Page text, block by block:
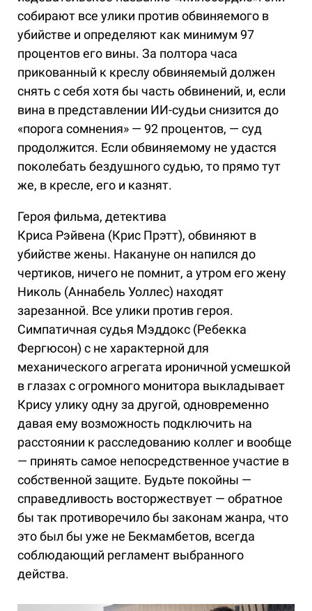
собирают все улики против обвиняемого в
убийстве и определяют как минимум 97
процентов его вины. За полтора часа
прикованный к креслу обвиняемый должен
снять с себя хотя бы часть обвинений, и, если
вина в представлении ИИ-судьи снизится до
«порога сомнения» — 92 процентов, — суд
продолжится. Если обвиняемому не удастся
поколебать бездушного судью, то прямо тут
же, в кресле, его и казнят.
Героя фильма, детектива
Криса Рэйвена (Крис Прэтт), обвиняют в
убийстве жены. Накануне он напился до
чертиков, ничего не помнит, а утром его жену
Николь (Аннабель Уоллес) находят
зарезанной. Все улики против героя.
Симпатичная судья Мэддокс (Ребекка
Фергюсон) с не характерной для
механического агрегата ироничной усмешкой
в глазах с огромного монитора выкладывает
Крису улику одну за другой, одновременно
давая ему возможность подключить на
расстоянии к расследованию коллег и вообще
— принять самое непосредственное участие в
собственной защите. Будьте покойны —
справедливость восторжествует — обратное
бы так противоречило бы законам жанра, что
это был бы уже не Бекмамбетов, всегда
соблюдающий регламент выбранного
действа.